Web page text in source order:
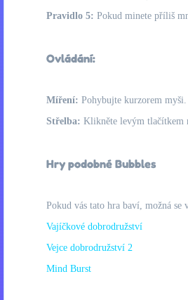
Pravidlo 5: Pokud minete příliš
Ovládání:
Míření: Pohybujte kurzorem myši.
Střelba: Klikněte levým tlačítkem
Hry podobné Bubbles
Pokud vás tato hra baví, možná
Vajíčkové dobrodružství
Vejce dobrodružství 2
Mind Burst